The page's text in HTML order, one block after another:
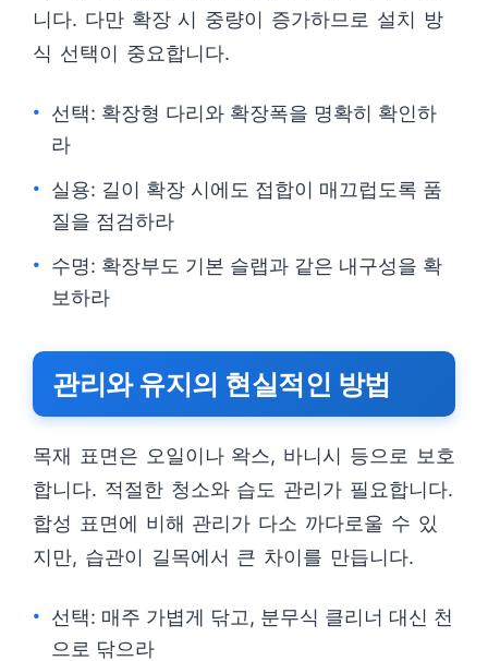
니다. 다만 확장 시 중량이 증가하므로 설치 방
식 선택이 중요합니다.
선택: 확장형 다리와 확장폭을 명확히 확인하
라
실용: 길이 확장 시에도 접합이 매끄럽도록 품
질을 점검하라
수명: 확장부도 기본 슬랩과 같은 내구성을 확
보하라
관리와 유지의 현실적인 방법
목재 표면은 오일이나 왁스, 바니시 등으로 보호
합니다. 적절한 청소와 습도 관리가 필요합니다.
합성 표면에 비해 관리가 다소 까다로울 수 있
지만, 습관이 길목에서 큰 차이를 만듭니다.
선택: 매주 가볍게 닦고, 분무식 클리너 대신 천
으로 닦으라